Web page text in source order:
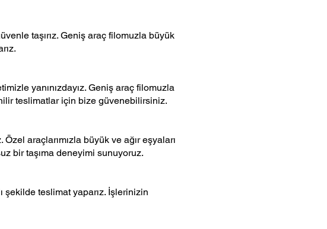
taşırız. Geniş araç filomuzla büyük
yanınızdayız. Geniş araç filomuzla
teslimatlar için bize güvenebilirsiniz.
araçlarımızla büyük ve ağır eşyaları
bir taşıma deneyimi sunuyoruz.
teslimat yaparız. İşlerinizin